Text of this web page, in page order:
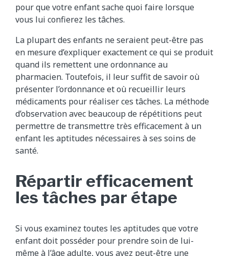
pour que votre enfant sache quoi faire lorsque
vous lui confierez les tâches.
La plupart des enfants ne seraient peut-être pas
en mesure d’expliquer exactement ce qui se produit
quand ils remettent une ordonnance au
pharmacien. Toutefois, il leur suffit de savoir où
présenter l’ordonnance et où recueillir leurs
médicaments pour réaliser ces tâches. La méthode
d’observation avec beaucoup de répétitions peut
permettre de transmettre très efficacement à un
enfant les aptitudes nécessaires à ses soins de
santé.
Répartir efficacement
les tâches par étape
Si vous examinez toutes les aptitudes que votre
enfant doit posséder pour prendre soin de lui-
même à l’âge adulte, vous avez peut-être une